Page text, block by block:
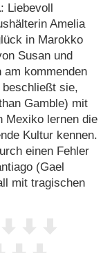
Liebevoll
Amelia
in Marokko
Susan und
am kommenden
sie,
Gamble) mit
Mexiko lernen die
Kultur kennen.
einen Fehler
(Gael
mit tragischen